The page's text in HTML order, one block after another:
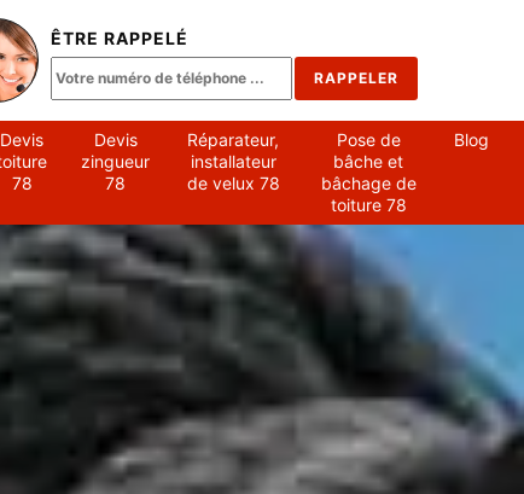
ÊTRE RAPPELÉ
Devis
78
Devis
zingueur
78
Réparateur,
installateur
de velux 78
Pose de
bâche et
bâchage de
toiture 78
Blog